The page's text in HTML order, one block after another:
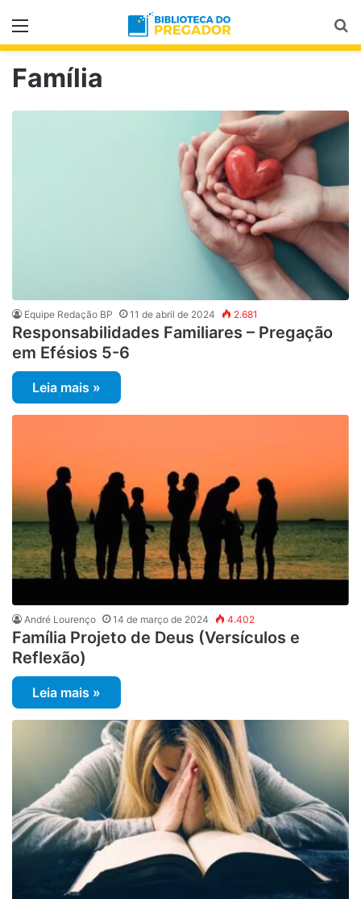
Menu
Família
Equipe Redação BP 11 de abril de 2024 2.681
Responsabilidades Familiares – Pregação
em Efésios 5-6
Leia mais »
André Lourenço 14 de março de 2024 4.402
Família Projeto de Deus (Versículos e
Reflexão)
Leia mais »